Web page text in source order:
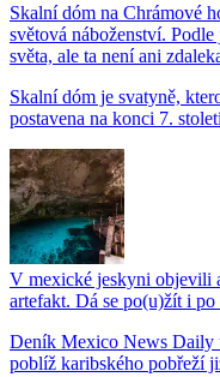
Skalní dóm na Chrámové
světová náboženství.
světa, ale ta není ani
Skalní dóm je svatyně,
postavena na konci 7.
V mexické jeskyni objevili
artefakt. Dá se po(u)žít i po
Deník Mexico News Daily
poblíž karibského pobřeží